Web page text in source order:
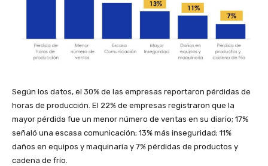
Según los datos, el 30% de las empresas reportaron pérdidas de
horas de producción. El 22% de empresas registraron que la
mayor pérdida fue un menor número de ventas en su diario; 17%
señaló una escasa comunicación; 13% más inseguridad; 11%
daños en equipos y maquinaria y 7% pérdidas de productos y
cadena de frío.